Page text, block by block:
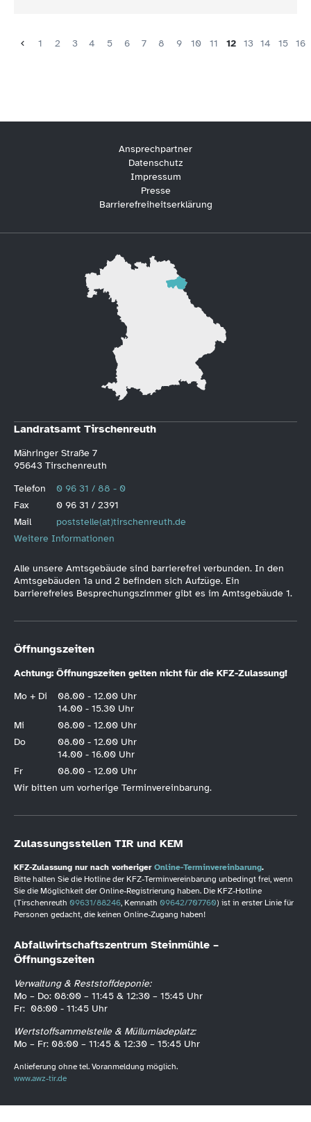
1 2 3 4 5 6 7 8 9 10 11 12 13 14 15 16
Ansprechpartner
Datenschutz
Impressum
Presse
Barrierefreiheitserklärung
Landratsamt Tirschenreuth
Mähringer Straße 7
95643 Tirschenreuth
Telefon
0 96 31 / 88 - 0
Fax
0 96 31 / 2391
Mail
poststelle(at)tirschenreuth.de
Weitere Informationen
Alle unsere Amtsgebäude sind barrierefrei verbunden. In den
Amtsgebäuden 1a und 2 befinden sich Aufzüge. Ein
barrierefreies Besprechungszimmer gibt es im Amtsgebäude 1.
Öffnungszeiten
Achtung: Öffnungszeiten gelten nicht für die KFZ-Zulassung!
Mo + Di
08.00 - 12.00 Uhr
14.00 - 15.30 Uhr
Mi
08.00 - 12.00 Uhr
Do
08.00 - 12.00 Uhr
14.00 - 16.00 Uhr
Fr
08.00 - 12.00 Uhr
Wir bitten um vorherige Terminvereinbarung.
Zulassungsstellen TIR und KEM
KFZ-Zulassung nur nach vorheriger Online-Terminvereinbarung.
Bitte halten Sie die Hotline der KFZ-Terminvereinbarung unbedingt frei, wenn
Sie die Möglichkeit der Online-Registrierung haben. Die KFZ-Hotline
(Tirschenreuth 09631/88246, Kemnath 09642/707760) ist in erster Linie für
Personen gedacht, die keinen Online-Zugang haben!
Abfallwirtschaftszentrum Steinmühle –
Öffnungszeiten
Verwaltung & Reststoffdeponie:
Mo – Do: 08:00 – 11:45 & 12:30 – 15:45 Uhr
Fr: 08:00 - 11:45 Uhr
Wertstoffsammelstelle & Müllumladeplatz:
Mo – Fr: 08:00 – 11:45 & 12:30 – 15:45 Uhr
Anlieferung ohne tel. Voranmeldung möglich.
www.awz-tir.de